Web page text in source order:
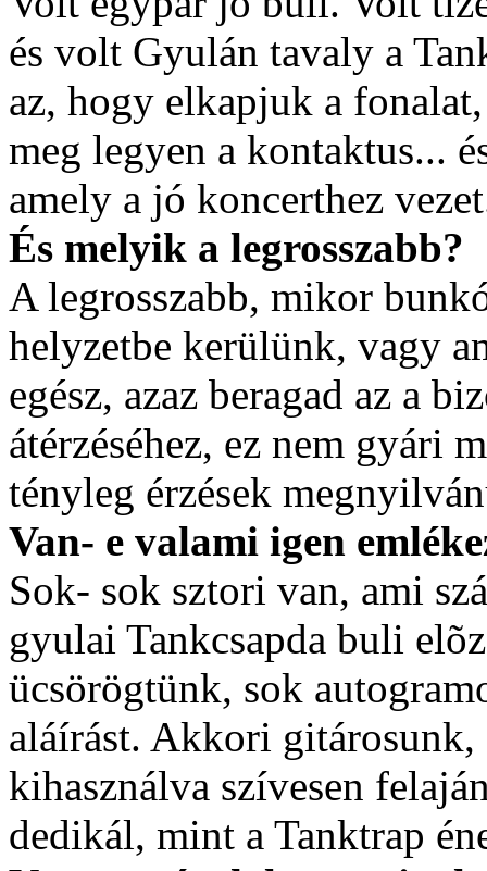
és volt Gyulán tavaly a
az, hogy elkapjuk a
meg legyen a kontaktus...
amely a jó koncerthez
És melyik a legrosszabb?
A legrosszabb, mikor
helyzetbe kerülünk, vagy
egész, azaz beragad az a
átérzéséhez, ez nem gyári
tényleg érzések
Van- e valami igen
Sok- sok sztori van, ami
gyulai Tankcsapda buli
ücsörögtünk, sok
aláírást. Akkori gitárosunk,
kihasználva szívesen
dedikál, mint a Tanktrap